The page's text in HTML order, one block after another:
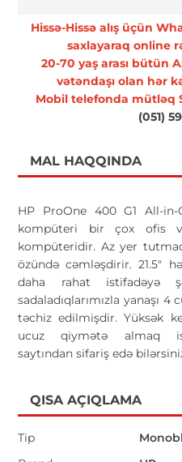
Hissə-Hissə alış üçün
saxlayaraq online
20-70 yaş arası bütün
vətəndaşı olan hər
Mobil telefonda mütləq
(051)
MAL HAQQINDA
HP ProOne 400 G1 All-
kompüteri bir çox ofis
kompüteridir. Az yer
özündə cəmləşdirir. 21.5"
daha rahat istifadəyə
sadaladıqlarımızla yanaşı
təchiz edilmişdir. Yüksək
ucuz qiymətə almaq
saytından sifariş edə
QISA AÇIQLAMA
Tip